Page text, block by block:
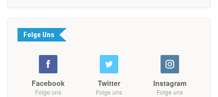
Folge Uns
Facebook
Folge uns
Twitter
Folge uns
Instagram
Folge uns